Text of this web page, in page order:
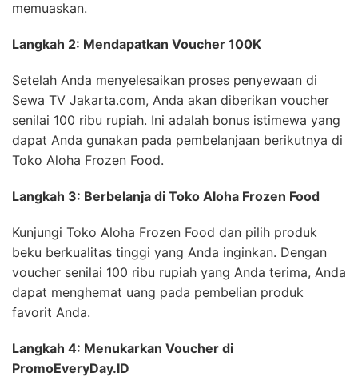
memuaskan.
Langkah 2: Mendapatkan Voucher 100K
Setelah Anda menyelesaikan proses penyewaan di
Sewa TV Jakarta.com, Anda akan diberikan voucher
senilai 100 ribu rupiah. Ini adalah bonus istimewa yang
dapat Anda gunakan pada pembelanjaan berikutnya di
Toko Aloha Frozen Food.
Langkah 3: Berbelanja di Toko Aloha Frozen Food
Kunjungi Toko Aloha Frozen Food dan pilih produk
beku berkualitas tinggi yang Anda inginkan. Dengan
voucher senilai 100 ribu rupiah yang Anda terima, Anda
dapat menghemat uang pada pembelian produk
favorit Anda.
Langkah 4: Menukarkan Voucher di
PromoEveryDay.ID